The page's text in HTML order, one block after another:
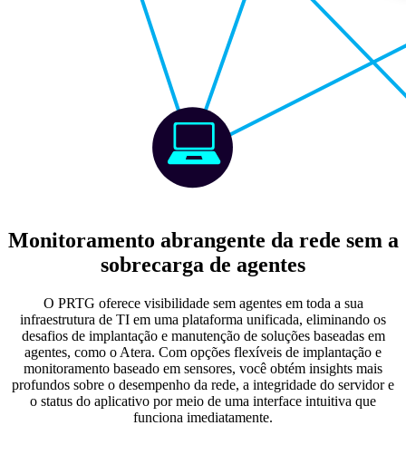
Monitoramento abrangente da rede sem a
sobrecarga de agentes
O PRTG oferece visibilidade sem agentes em toda a sua
infraestrutura de TI em uma plataforma unificada, eliminando os
desafios de implantação e manutenção de soluções baseadas em
agentes, como o Atera. Com opções flexíveis de implantação e
monitoramento baseado em sensores, você obtém insights mais
profundos sobre o desempenho da rede, a integridade do servidor e
o status do aplicativo por meio de uma interface intuitiva que
funciona imediatamente.